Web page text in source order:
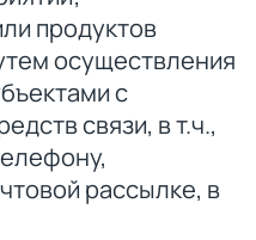
продуктов
осуществления
с
связи, в т.ч.,
рассылке, в